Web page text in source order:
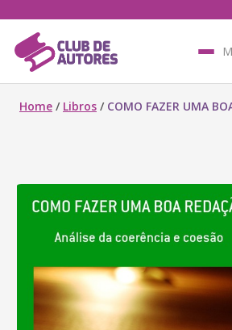
Home / Libros / COMO FAZER UMA